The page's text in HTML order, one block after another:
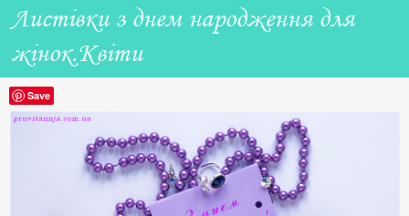
Листівки з днем народження для
жінок.Квіти
Save